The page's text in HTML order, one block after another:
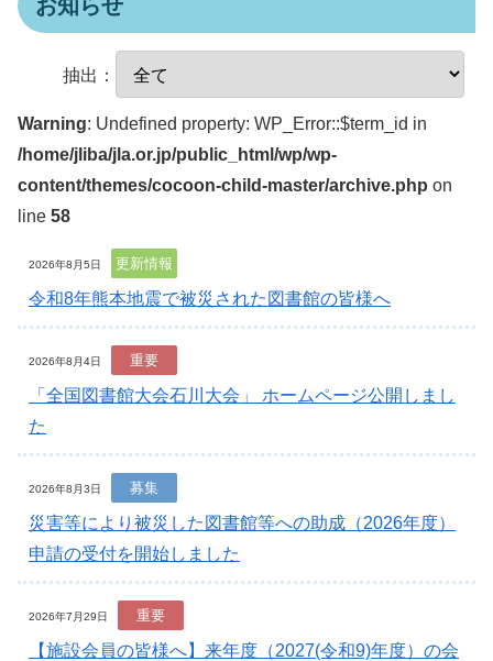
お知らせ
抽出：
Warning: Undefined property: WP_Error::$term_id in
/home/jliba/jla.or.jp/public_html/wp/wp-
content/themes/cocoon-child-master/archive.php on
line 58
2026年8月5日 更新情報
令和8年熊本地震で被災された図書館の皆様へ
2026年8月4日 重要
「全国図書館大会石川大会」 ホームページ公開しまし
た
2026年8月3日 募集
災害等により被災した図書館等への助成（2026年度）
申請の受付を開始しました
2026年7月29日 重要
【施設会員の皆様へ】来年度（2027(令和9)年度）の会